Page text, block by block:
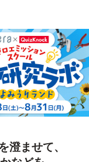
澄ませて、